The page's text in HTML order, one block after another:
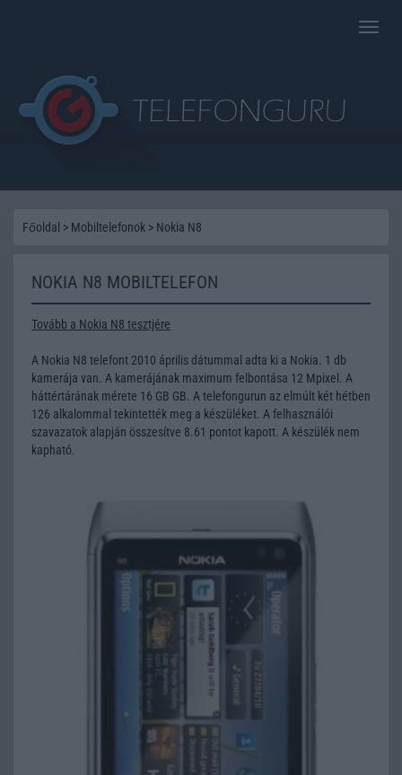
Toggle
Főoldal > Mobiltelefonok > Nokia N8
NOKIA N8 MOBILTELEFON
Tovább a Nokia N8 tesztjére
A Nokia N8 telefont 2010 április dátummal adta ki a Nokia. 1 db
kamerája van. A kamerájának maximum felbontása 12 Mpixel. A
háttértárának mérete 16 GB GB. A telefongurun az elmúlt két hétben
126 alkalommal tekintették meg a készüléket. A felhasználói
szavazatok alapján összesítve 8.61 pontot kapott. A készülék nem
kapható.